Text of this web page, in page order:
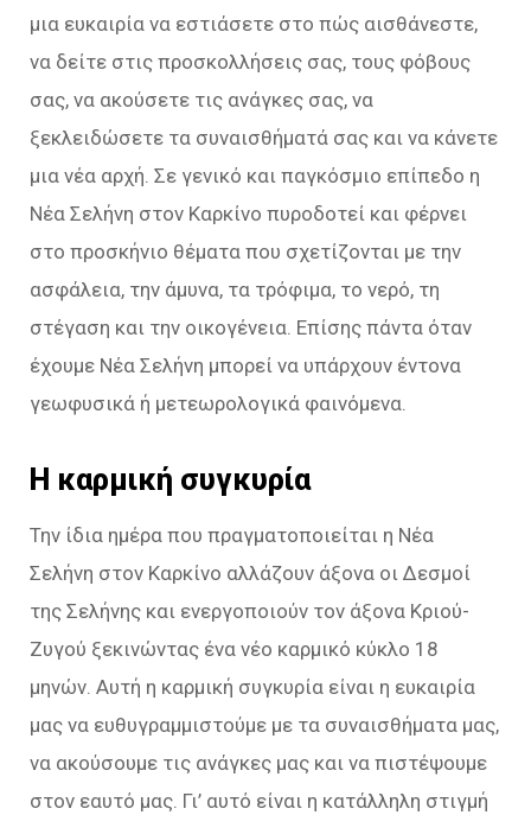
μια ευκαιρία να εστιάσετε στο πώς αισθάνεστε,
να δείτε στις προσκολλήσεις σας, τους φόβους
σας, να ακούσετε τις ανάγκες σας, να
ξεκλειδώσετε τα συναισθήματά σας και να κάνετε
μια νέα αρχή. Σε γενικό και παγκόσμιο επίπεδο η
Νέα Σελήνη στον Καρκίνο πυροδοτεί και φέρνει
στο προσκήνιο θέματα που σχετίζονται με την
ασφάλεια, την άμυνα, τα τρόφιμα, το νερό, τη
στέγαση και την οικογένεια. Επίσης πάντα όταν
έχουμε Νέα Σελήνη μπορεί να υπάρχουν έντονα
γεωφυσικά ή μετεωρολογικά φαινόμενα.
Η καρμική συγκυρία
Την ίδια ημέρα που πραγματοποιείται η Νέα
Σελήνη στον Καρκίνο αλλάζουν άξονα οι Δεσμοί
της Σελήνης και ενεργοποιούν τον άξονα Κριού-
Ζυγού ξεκινώντας ένα νέο καρμικό κύκλο 18
μηνών. Αυτή η καρμική συγκυρία είναι η ευκαιρία
μας να ευθυγραμμιστούμε με τα συναισθήματα μας,
να ακούσουμε τις ανάγκες μας και να πιστέψουμε
στον εαυτό μας. Γι’ αυτό είναι η κατάλληλη στιγμή